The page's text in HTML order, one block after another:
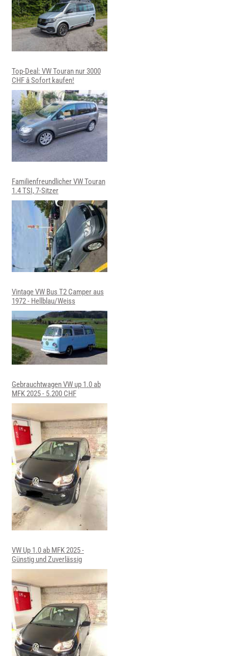
Top-Deal: VW Touran nur 3000
CHF â Sofort kaufen!
Familienfreundlicher VW Touran
1.4 TSI, 7-Sitzer
Vintage VW Bus T2 Camper aus
1972 - Hellblau/Weiss
Gebrauchtwagen VW up 1.0 ab
MFK 2025 - 5.200 CHF
VW Up 1.0 ab MFK 2025 -
Günstig und Zuverlässig